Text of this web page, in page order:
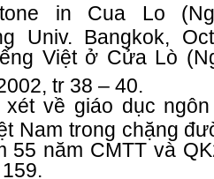
tone in Cua Lo
Univ. Bangkok,
Việt ở Cửa Lò
tr 38 – 40.
xét về giáo dục
Nam trong chặng
55 năm CMTT và